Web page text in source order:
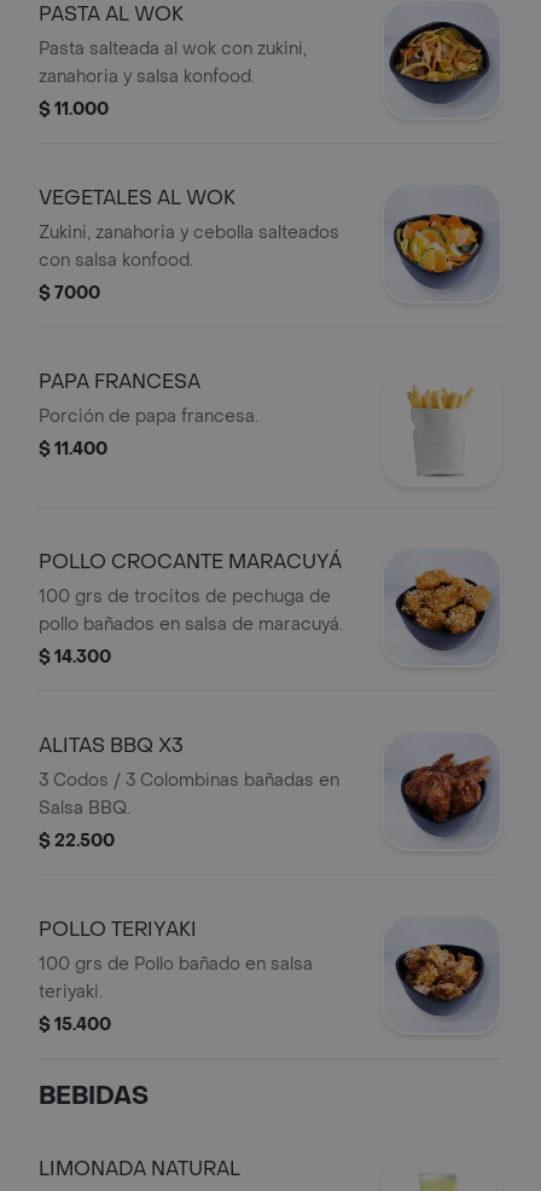
PASTA AL WOK
Pasta salteada al wok con zukini,
zanahoria y salsa konfood.
$ 11.000
VEGETALES AL WOK
Zukini, zanahoria y cebolla salteados
con salsa konfood.
$ 7000
PAPA FRANCESA
Porción de papa francesa.
$ 11.400
POLLO CROCANTE MARACUYÁ
100 grs de trocitos de pechuga de
pollo bañados en salsa de maracuyá.
$ 14.300
ALITAS BBQ X3
3 Codos / 3 Colombinas bañadas en
Salsa BBQ.
$ 22.500
POLLO TERIYAKI
100 grs de Pollo bañado en salsa
teriyaki.
$ 15.400
BEBIDAS
LIMONADA NATURAL